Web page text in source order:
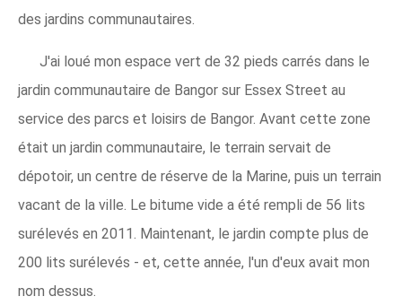
des jardins communautaires.
J'ai loué mon espace vert de 32 pieds carrés dans le
jardin communautaire de Bangor sur Essex Street au
service des parcs et loisirs de Bangor. Avant cette zone
était un jardin communautaire, le terrain servait de
dépotoir, un centre de réserve de la Marine, puis un terrain
vacant de la ville. Le bitume vide a été rempli de 56 lits
surélevés en 2011. Maintenant, le jardin compte plus de
200 lits surélevés - et, cette année, l'un d'eux avait mon
nom dessus.